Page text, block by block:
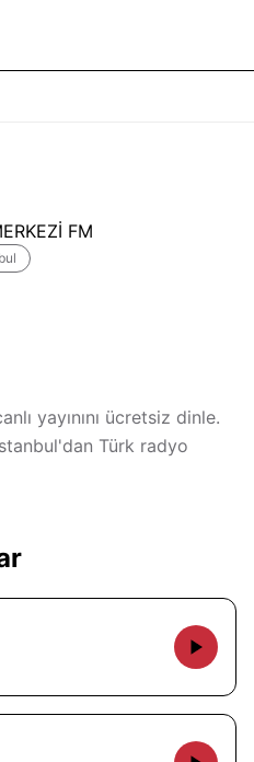
FM
yayınını ücretsiz dinle.
Türk radyo